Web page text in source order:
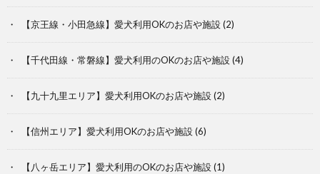
【京王線・小田急線】愛犬利用OKのお店や施設(2)
【千代田線・常磐線】愛犬利用のOKのお店や施設(4)
【九十九里エリア】愛犬利用OKのお店や施設(2)
【信州エリア】愛犬利用OKのお店や施設(6)
【八ヶ岳エリア】愛犬利用のOKのお店や施設(1)